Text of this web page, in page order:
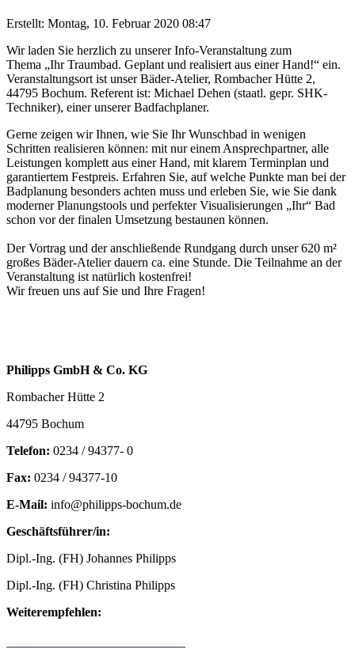
Erstellt: Montag, 10. Februar 2020 08:47
Wir laden Sie herzlich zu unserer Info-Veranstaltung zum
Thema „Ihr Traumbad. Geplant und realisiert aus einer Hand!“ ein.
Veranstaltungsort ist unser Bäder-Atelier, Rombacher Hütte 2,
44795 Bochum. Referent ist: Michael Dehen (staatl. gepr. SHK-
Techniker), einer unserer Badfachplaner.
Gerne zeigen wir Ihnen, wie Sie Ihr Wunschbad in wenigen
Schritten realisieren können: mit nur einem Ansprechpartner, alle
Leistungen komplett aus einer Hand, mit klarem Terminplan und
garantiertem Festpreis. Erfahren Sie, auf welche Punkte man bei der
Badplanung besonders achten muss und erleben Sie, wie Sie dank
moderner Planungstools und perfekter Visualisierungen „Ihr“ Bad
schon vor der finalen Umsetzung bestaunen können.
Der Vortrag und der anschließende Rundgang durch unser 620 m²
großes Bäder-Atelier dauern ca. eine Stunde. Die Teilnahme an der
Veranstaltung ist natürlich kostenfrei!
Wir freuen uns auf Sie und Ihre Fragen!
Philipps GmbH & Co. KG
Rombacher Hütte 2
44795 Bochum
Telefon: 0234 / 94377- 0
Fax: 0234 / 94377-10
E-Mail: info@philipps-bochum.de
Geschäftsführer/in:
Dipl.-Ing. (FH) Johannes Philipps
Dipl.-Ing. (FH) Christina Philipps
Weiterempfehlen: